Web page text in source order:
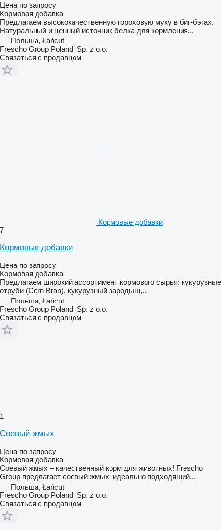
Цена по запросу
Кормовая добавка
Предлагаем высококачественную гороховую муку в биг-бэгах.
Натуральный и ценный источник белка для кормления...
Польша, Łańcut
Frescho Group Poland, Sp. z o.o.
Связаться с продавцом
Кормовые добавки
7
Кормовые добавки
Цена по запросу
Кормовая добавка
Предлагаем широкий ассортимент кормового сырья: кукурузные
отруби (Corn Bran), кукурузный зародыш,...
Польша, Łańcut
Frescho Group Poland, Sp. z o.o.
Связаться с продавцом
1
Соевый жмых
Цена по запросу
Кормовая добавка
Соевый жмых – качественный корм для животных! Frescho
Group предлагает соевый жмых, идеально подходящий...
Польша, Łańcut
Frescho Group Poland, Sp. z o.o.
Связаться с продавцом